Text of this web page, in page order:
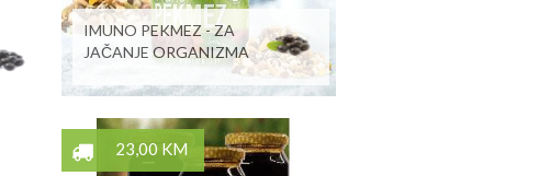
IMUNO PEKMEZ - ZA
JAČANJE ORGANIZMA
23,00 KM